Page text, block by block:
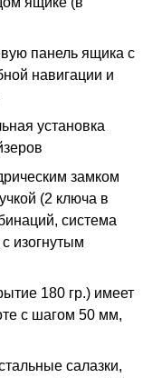
панель ящика с
навигации и
установка
замком
(2 ключа в
система
изогнутым
180 гр.) имеет
с шагом 50 мм,
салазки,